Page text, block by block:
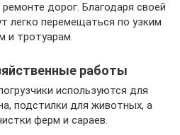
дорог. Благодаря своей
легко перемещаться по узким
и тротуарам.
работы
используются для
подстилки для животных, а
ферм и сараев.